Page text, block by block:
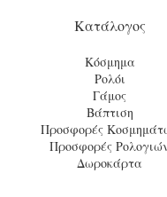
Κατάλογος
Κόσμημα
Ρολόι
Γάμος
Βάπτιση
Προσφορές
Προσφορές
Δωροκάρτα